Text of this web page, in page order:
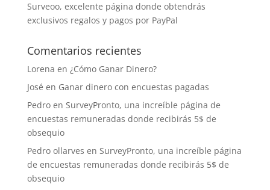
Surveoo, excelente página donde obtendrás
exclusivos regalos y pagos por PayPal
Comentarios recientes
Lorena en ¿Cómo Ganar Dinero?
José en Ganar dinero con encuestas pagadas
Pedroen SurveyPronto, una increíble página de
encuestas remuneradas donde recibirás 5$ de
obsequio
Pedro ollarves en SurveyPronto, una increíble página
de encuestas remuneradas donde recibirás 5$ de
obsequio